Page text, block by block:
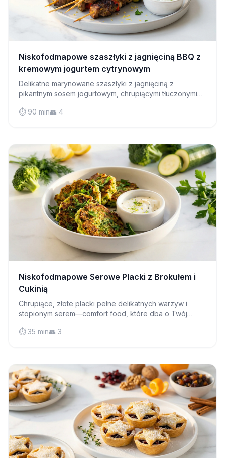
Niskofodmapowe szaszłyki z jagnięciną BBQ z
kremowym jogurtem cytrynowym
Delikatne marynowane szaszłyki z jagnięciną z
pikantnym sosem jogurtowym, chrupiącymi tłuczonymi
przyjazna dla diety FODMAP, idealna na letnią
⏱️ 90 min👥 4
Niskofodmapowe Serowe Placki z Brokułem i
Cukinią
Chrupiące, złote placki pełne delikatnych warzyw i
stopionym serem—comfort food, które dba o Twój
przekąs.
⏱️ 35 min👥 3